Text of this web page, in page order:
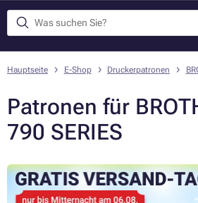
Hauptseite E-Shop Druckerpatronen
Patronen für
790 SERIES